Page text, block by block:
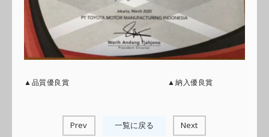
▲品質優良賞 ▲納入優良賞
Prev 一覧に戻る Next